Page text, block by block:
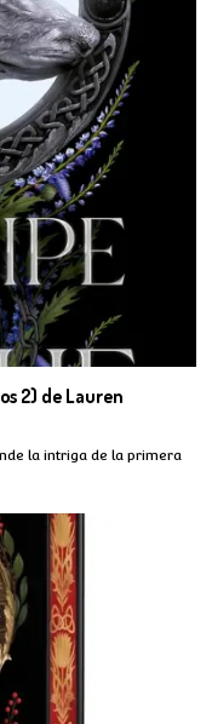
2) de Lauren
la intriga de la primera